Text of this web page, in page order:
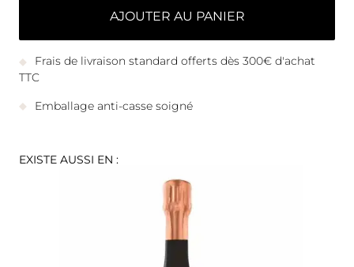
AJOUTER AU PANIER
Frais de livraison standard offerts dès 300€ d'achat
TTC
Emballage anti-casse soigné
EXISTE AUSSI EN :